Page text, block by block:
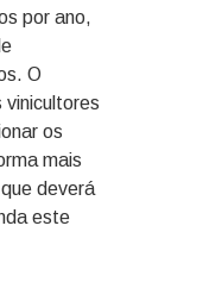
por ano,
O
vinicultores
os
mais
deverá
este